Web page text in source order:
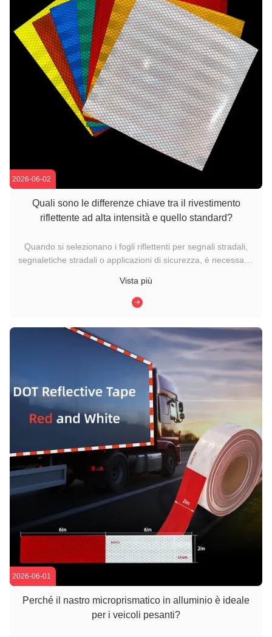
2026-06-02
Quali sono le differenze chiave tra il rivestimento
riflettente ad alta intensità e quello standard?
Quando si selezionano i fogli riflettenti per segnali stradali,
segnaletiche stradali o applicazioni di sicurezza, è necessario
intensitàERivestimento riflettente standardè essenziale.
Sebbene entrambi i materiali migliorino la visibilità ...
Vista più
2026-06-01
Perché il nastro microprismatico in alluminio è ideale
per i veicoli pesanti?